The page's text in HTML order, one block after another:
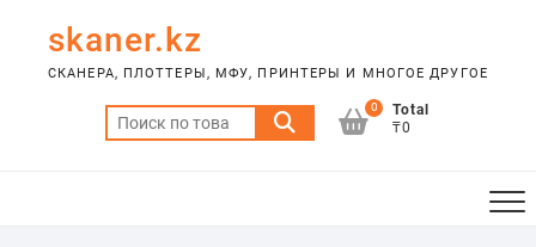
content
skaner.kz
СКАНЕРА, ПЛОТТЕРЫ, МФУ, ПРИНТЕРЫ И МНОГОЕ ДРУГОЕ
Искать:
0
Total
₸0